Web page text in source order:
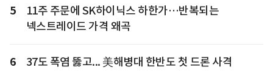
5
11주 주문에 SK하이닉스 하한가…반복되는
넥스트레이드 가격 왜곡
6 37도 폭염 뚫고... 美해병대 한반도 첫 드론 사격